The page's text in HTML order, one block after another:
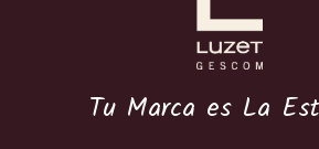
Tu Marca es La